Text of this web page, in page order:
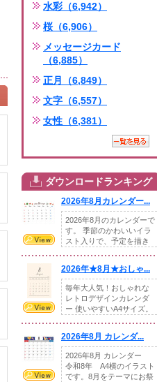
水彩（6,942）
桜（6,906）
メッセージカード
（6,885）
正月（6,849）
文字（6,557）
女性（6,381）
ダウンロードランキング
2026年8月カレンダー...
2026年8月のカレンダーで
す。 季節のかわいいイラ
スト入りで、予定を描き
2026年★8月★おしゃ...
毎年大人気！おしゃれな
レトロデザインカレンダ
ー 使いやすいA4サイズ。
2026年8月 カレンダ...
2026年8月 カレンダー
令和8年 A4横のイラスト
です。8月をテーマにお祭